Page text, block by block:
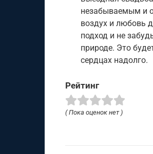
незабываемым и
воздух и любовь
подход и не
природе. Это
сердцах надолго.
Рейтинг
( Пока оценок нет )